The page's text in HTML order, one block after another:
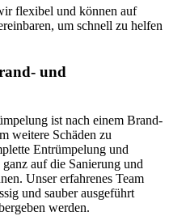
flexibel und können auf
um schnell zu helfen
und
ist nach einem Brand-
weitere Schäden zu
Entrümpelung und
auf die Sanierung und
Unser erfahrenes Team
und sauber ausgeführt
werden.